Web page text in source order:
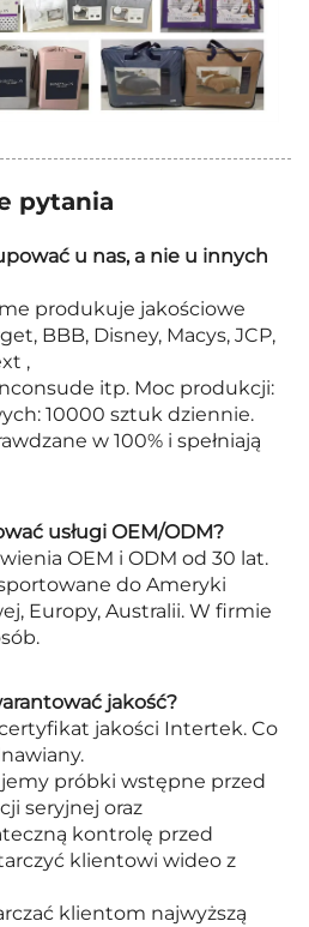
pytania
u nas, a nie u innych
produkuje jakościowe
BBB, Disney, Macys, JCP,
,
itp. Moc produkcji:
10000 sztuk dziennie.
w 100% i spełniają
usługi OEM/ODM?
OEM i ODM od 30 lat.
do Ameryki
Europy, Australii. W firmie
jakość?
certyfikat jakości Intertek. Co
próbki wstępne przed
seryjnej oraz
kontrolę przed
klientowi wideo z
klientom najwyższą